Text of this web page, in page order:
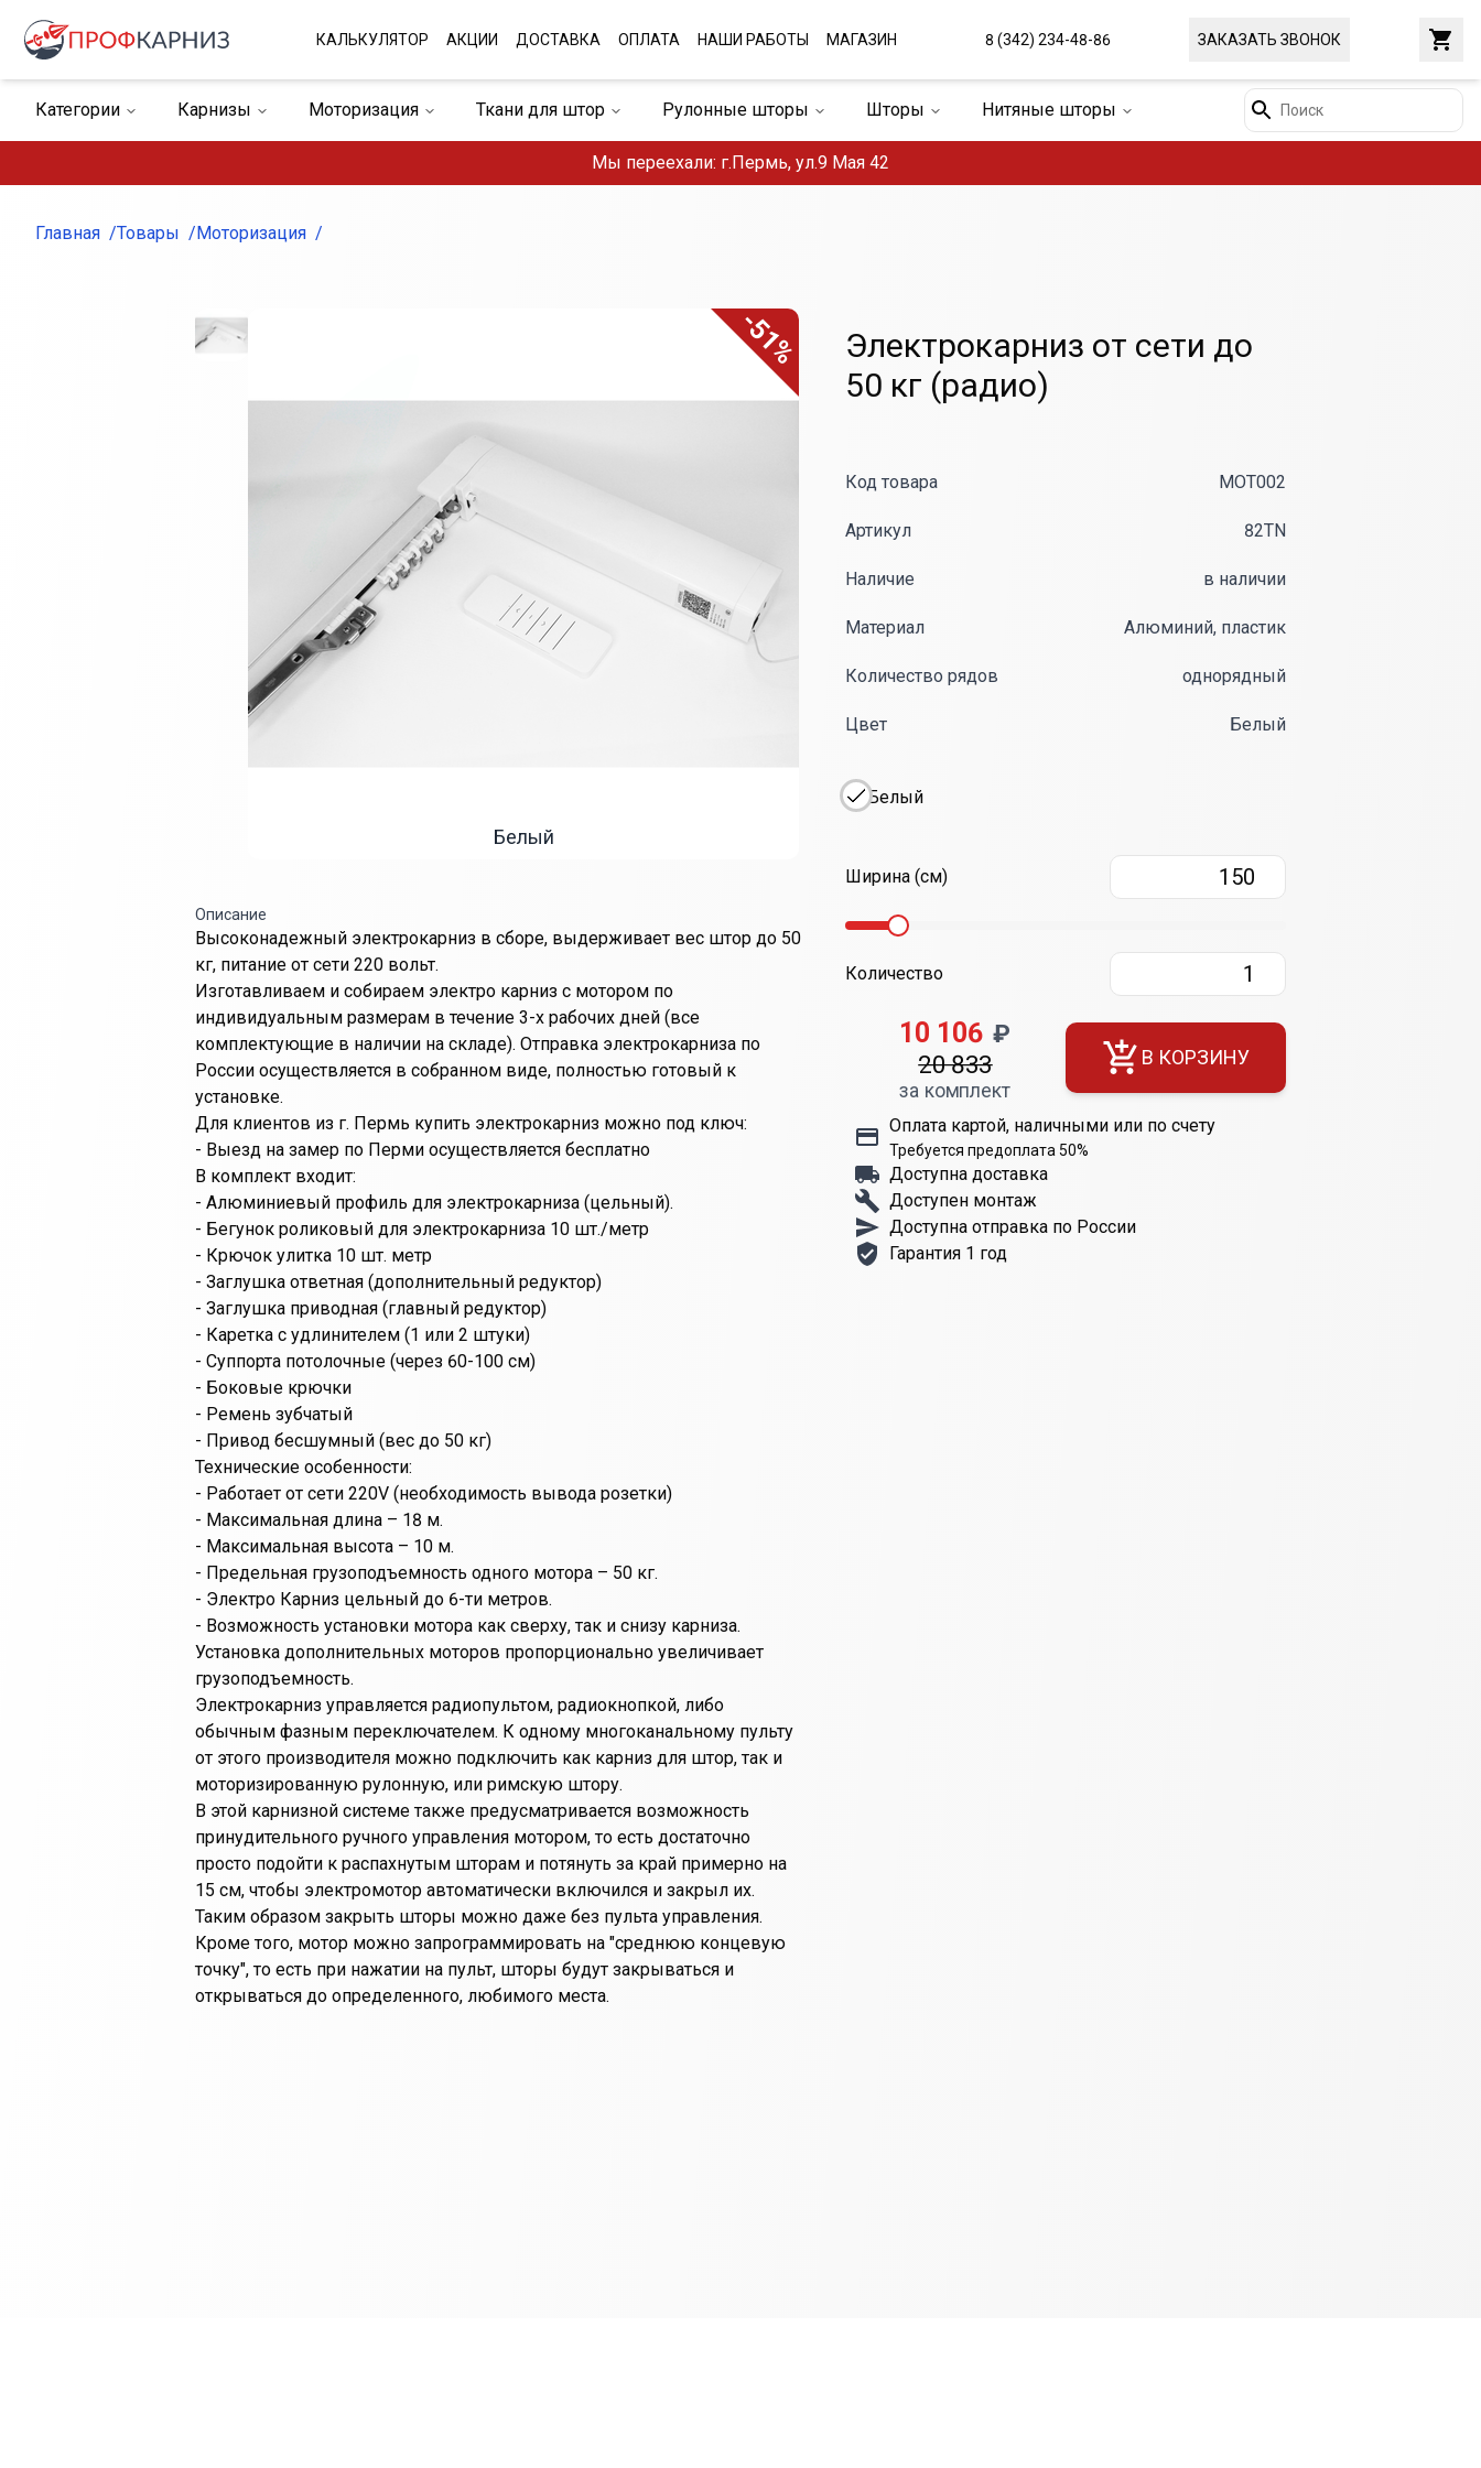
КАЛЬКУЛЯТОР АКЦИИ ДОСТАВКА ОПЛАТА НАШИ РАБОТЫ МАГАЗИН 8 (342) 234-48-86 ЗАКАЗАТЬ ЗВОНОК
Категории Карнизы Моторизация Ткани для штор Рулонные шторы Штopы Нитяные шторы
Плиссе Домашний текстиль
Поиск
Мы переехали: г.Пермь, ул.9 Мая 42
Главная Товары Моторизация
Электрокарниз от сети до
50 кг (радио)
Внешний вид -51%
Белый
Код товара MOT002
Артикул 82TN
Наличие в наличии
Материал Алюминий, пластик
Количество рядов однорядный
Цвет Белый
Белый
Ширина
Ширина (см)
Количество
10 106 ₽
20 833
за комплект
В КОРЗИНУ
Оплата картой, наличными или по счету
Требуется предоплата 50%
Доступна доставка
Доступен монтаж
Доступна отправка по России
Гарантия 1 год
Описание
Высоконадежный электрокарниз в сборе, выдерживает вес штор до 50
кг, питание от сети 220 вольт.
Изготавливаем и собираем электро карниз с мотором по
индивидуальным размерам в течение 3-х рабочих дней (все
комплектующие в наличии на складе). Отправка электрокарниза по
России осуществляется в собранном виде, полностью готовый к
установке.
Для клиентов из г. Пермь купить электрокарниз можно под ключ:
- Выезд на замер по Перми осуществляется бесплатно
В комплект входит:
- Алюминиевый профиль для электрокарниза (цельный).
- Бегунок роликовый для электрокарниза 10 шт./метр
- Крючок улитка 10 шт. метр
- Заглушка ответная (дополнительный редуктор)
- Заглушка приводная (главный редуктор)
- Каретка с удлинителем (1 или 2 штуки)
- Суппорта потолочные (через 60-100 см)
- Боковые крючки
- Ремень зубчатый
- Привод бесшумный (вес до 50 кг)
Технические особенности:
- Работает от сети 220V (необходимость вывода розетки)
- Максимальная длина – 18 м.
- Максимальная высота – 10 м.
- Предельная грузоподъемность одного мотора – 50 кг.
- Электро Карниз цельный до 6-ти метров.
- Возможность установки мотора как сверху, так и снизу карниза.
Установка дополнительных моторов пропорционально увеличивает
грузоподъемность.
Электрокарниз управляется радиопультом, радиокнопкой, либо
обычным фазным переключателем. К одному многоканальному пульту
от этого производителя можно подключить как карниз для штор, так и
моторизированную рулонную, или римскую штору.
В этой карнизной системе также предусматривается возможность
принудительного ручного управления мотором, то есть достаточно
просто подойти к распахнутым шторам и потянуть за край примерно на
15 см, чтобы электромотор автоматически включился и закрыл их.
Таким образом закрыть шторы можно даже без пульта управления.
Кроме того, мотор можно запрограммировать на "среднюю концевую
точку", то есть при нажатии на пульт, шторы будут закрываться и
открываться до определенного, любимого места.